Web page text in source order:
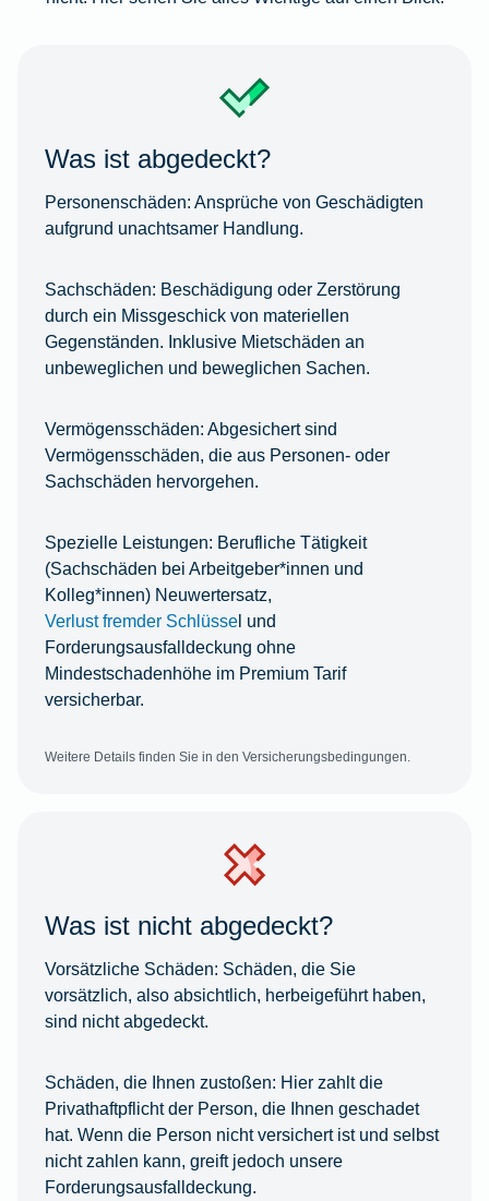
Was ist abgedeckt?
Personenschäden: Ansprüche von Geschädigten
aufgrund unachtsamer Handlung.
Sachschäden: Beschädigung oder Zerstörung
durch ein Missgeschick von materiellen
Gegenständen. Inklusive Mietschäden an
unbeweglichen und beweglichen Sachen.
Vermögensschäden: Abgesichert sind
Vermögensschäden, die aus Personen- oder
Sachschäden hervorgehen.
Spezielle Leistungen: Berufliche Tätigkeit
(Sachschäden bei Arbeitgeber*innen und
Kolleg*innen) Neuwertersatz,
Verlust fremder Schlüssel und
Forderungsausfalldeckung ohne
Mindestschadenhöhe im Premium Tarif
versicherbar.
Weitere Details finden Sie in den Versicherungsbedingungen.
Was ist nicht abgedeckt?
Vorsätzliche Schäden: Schäden, die Sie
vorsätzlich, also absichtlich, herbeigeführt haben,
sind nicht abgedeckt.
Schäden, die Ihnen zustoßen: Hier zahlt die
Privathaftpflicht der Person, die Ihnen geschadet
hat. Wenn die Person nicht versichert ist und selbst
nicht zahlen kann, greift jedoch unsere
Forderungsausfalldeckung.